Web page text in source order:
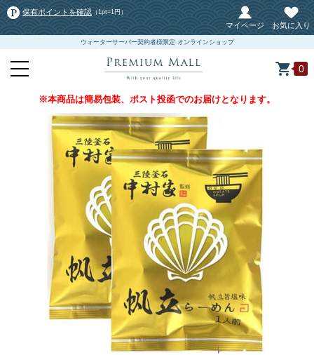
保有ポイントを確認 （1pt=1円）
マイページ お気に入り
ウォーターサーバー契約者様限定 オンラインショップ
0
※本商品は簡易包装、ポスト投函でのお届けとなります。